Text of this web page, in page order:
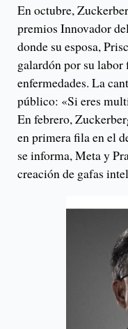
En octubre,
premios Innovador
donde su esposa,
galardón por su
enfermedades. La
público: «Si eres
En febrero,
en primera fila en el
se informa, Meta y
creación de gafas